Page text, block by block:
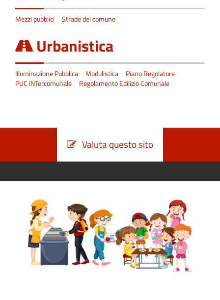
Mezzi pubblici Strade del comune
Urbanistica
Illuminazione Pubblica Modulistica
Piano Regolatore
PUC INTercomunale
Regolamento Edilizio Comunale
Valuta questo sito